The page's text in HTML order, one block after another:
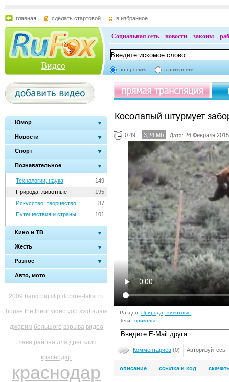
главная сделать стартовой в избранное
Видео
Социальная сеть новости законы
по проекту в интернете
Юмор
Новости
Спорт
Познавательное
149
Технологии, наука
195
Природа, животные
87
Искусство, творчество
101
Путешествия и страны
Кино и ТВ
Жесть
Разное
Авто, мото
2009 bang big clip dobroe-taksi.ru
house the theor video vob xvid адам
джарим большого взрыва видео
глава района для дрег клип
краснодар
краснодар
Косолапый штурмует
0:49 3,24 Мб Дата: 26 Февраля
Раздел: Природа, животные
Теги: приколы
Комментариев (0) Авторизуйтесь
описание ссылка и код